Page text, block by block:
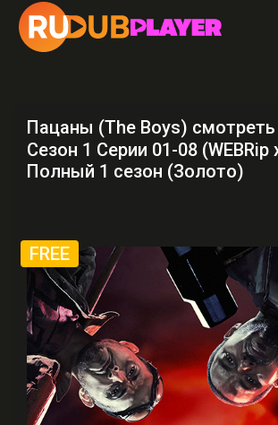
Пацаны (The Boys) смотреть
Сезон 1 Серии 01-08 (WEBRip
Полный 1 сезон (Золото)
FREE